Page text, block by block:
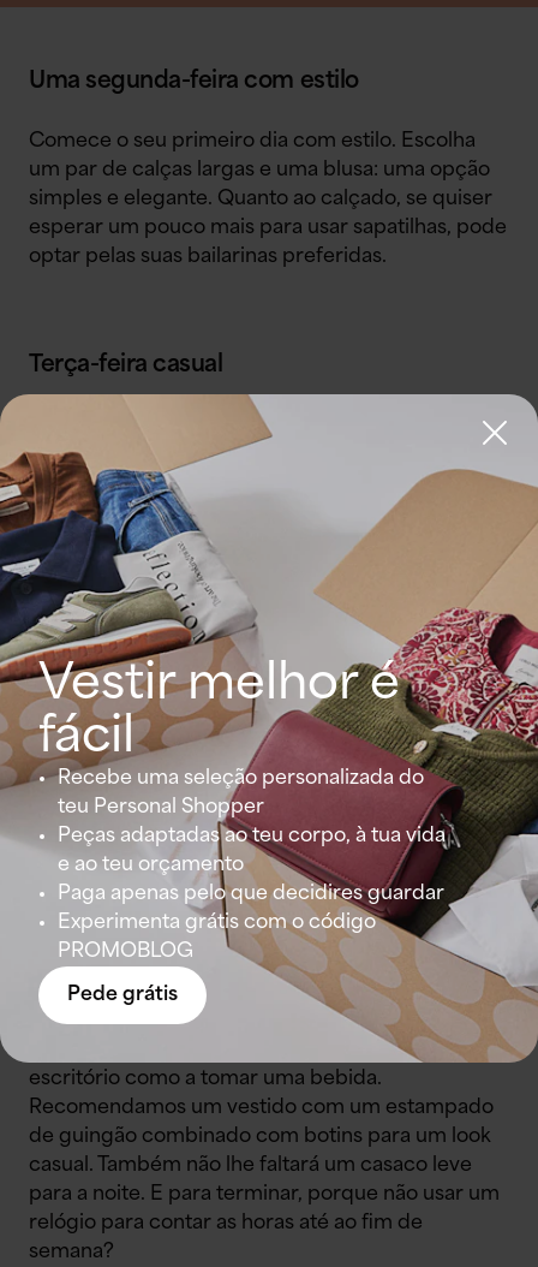
Uma segunda-feira com estilo
Comece o seu primeiro dia com estilo. Escolha
um par de calças largas e uma blusa: uma opção
simples e elegante. Quanto ao calçado, se quiser
esperar um pouco mais para usar sapatilhas, pode
optar pelas suas bailarinas preferidas.
Terça-feira casual
Passada a segunda-feira, passemos ao segundo
dia da semana. Opte por um par de calças direitas
com uma T-shirt estampada e um blazer. Opte por
uns sapatos coloridos e escolha uma mala discreta
para o toque final
Quarta-feira: um look casual
Aleluia! Chegou a meio da semana (de trabalho) e
pode sentir a pressão a diminuir. Uma saia será
uma boa escolha. Combine-a com uma camisola
básica e um blusão de ganga. Acrescente uns
botins para um look casual rocker.
Quinta-feira: do escritório para o afterwork
Quinta-feira é o dia perfeito para tomar uma
bebida depois do trabalho, por isso o ideal é uma
roupa versátil para estar confortável tanto no
escritório como a tomar uma bebida.
Recomendamos um vestido com um estampado
de guingão combinado com botins para um look
casual. Também não lhe faltará um casaco leve
para a noite. E para terminar, porque não usar um
relógio para contar as horas até ao fim de
semana?
Vestir melhor é
fácil
Recebe uma seleção personalizada do
teu Personal Shopper
Peças adaptadas ao teu corpo, à tua vida
e ao teu orçamento
Paga apenas pelo que decidires guardar
Experimenta grátis com o código
PROMOBLOG
Pede grátis